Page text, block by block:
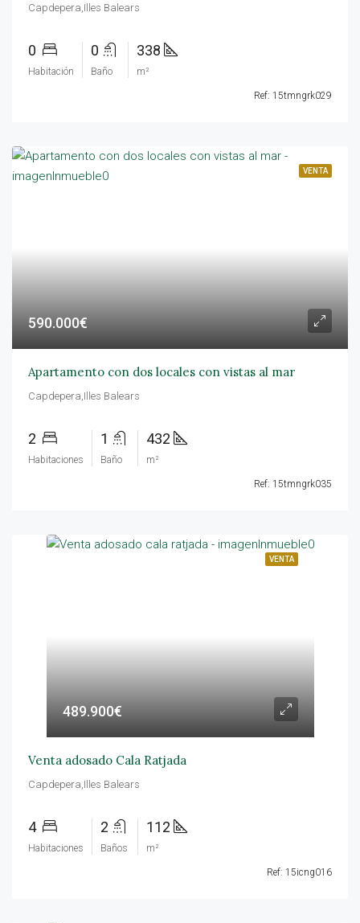
Capdepera,Illes Balears
0
Habitación
0
Baño
338
m²
Ref: 15tmngrk029
VENTA
590.000€
Apartamento con dos locales con vistas al mar
Capdepera,Illes Balears
2
Habitaciones
1
Baño
432
m²
Ref: 15tmngrk035
VENTA
489.900€
Venta adosado Cala Ratjada
Capdepera,Illes Balears
4
Habitaciones
2
Baños
112
m²
Ref: 15icng016